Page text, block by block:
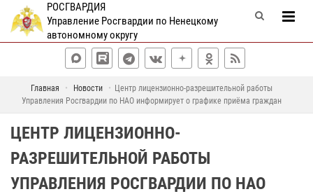
РОСГВАРДИЯ
Управление Росгвардии по Ненецкому
автономному округу
Главная Новости
Центр лицензионно-разрешительной работы
Управления Росгвардии по НАО информирует о графике приёма граждан
ЦЕНТР ЛИЦЕНЗИОННО-
РАЗРЕШИТЕЛЬНОЙ РАБОТЫ
УПРАВЛЕНИЯ РОСГВАРДИИ ПО НАО